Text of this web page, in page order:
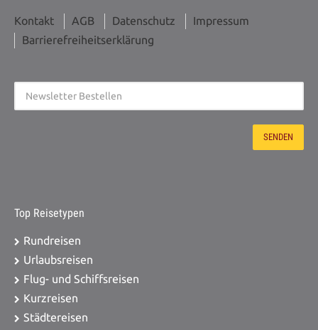
Kontakt AGB Datenschutz
Impressum
Barrierefreiheitserklärung
Top Reisetypen
Rundreisen
Urlaubsreisen
Flug- und Schiffsreisen
Kurzreisen
Städtereisen